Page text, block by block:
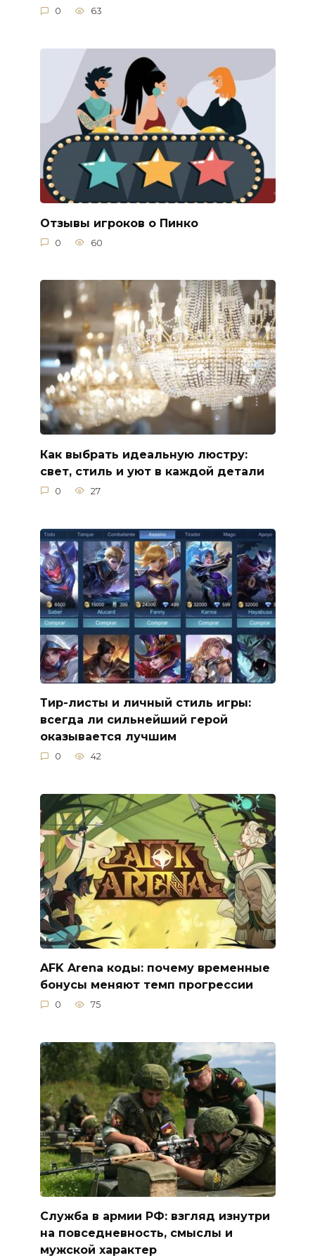
0 63
Отзывы игроков о Пинко
0 60
Как выбрать идеальную люстру:
свет, стиль и уют в каждой детали
0 27
Тир-листы и личный стиль игры:
всегда ли сильнейший герой
оказывается лучшим
0 42
AFK Arena коды: почему временные
бонусы меняют темп прогрессии
0 75
Служба в армии РФ: взгляд изнутри
на повседневность, смыслы и
мужской характер